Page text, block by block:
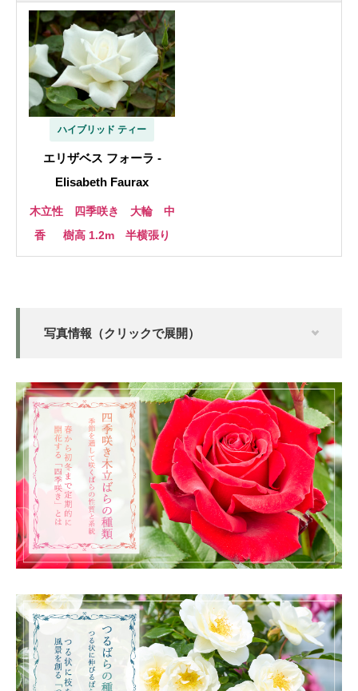
ハイブリッド ティー
エリザベス フォーラ -
Elisabeth Faurax
木立性 四季咲き 大輪 中
香
樹高 1.2m 半横張り
写真情報（クリックで展開）